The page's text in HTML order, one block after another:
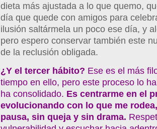
dieta más ajustada a lo que quemo,
día que quede con amigos para
ilusión saltármela un poco ese día, y
pero espero conservar también este
de la reclusión obligada.
¿Y el tercer hábito? Ese es el más
tiempo en ello, pero este proceso lo
ha consolidado. Es centrarme en el
evolucionando con lo que me
pausa, sin queja y sin drama.